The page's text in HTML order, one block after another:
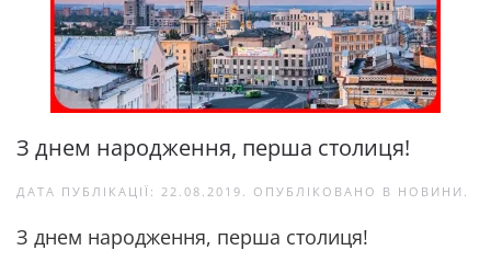
З днем народження, перша столиця!
ДАТА ПУБЛІКАЦІЇ: 22.08.2019 . ОПУБЛІКОВАНО В НОВИНИ .
З днем народження, перша столиця!